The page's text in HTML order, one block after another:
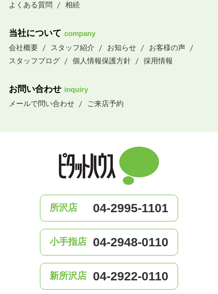
よくある質問
相続
当社について company
会社概要
スタッフ紹介 お知らせ
お客様の声
スタッフブログ
個人情報保護方針 採用情報
お問い合わせ inquiry
メールで問い合わせ
ご来店予約
所沢店 04-2995-1101
小手指店 04-2948-0110
新所沢店 04-2922-0110